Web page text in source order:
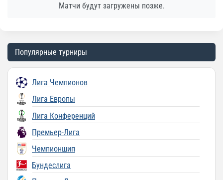
Матчи будут загружены позже.
Популярные турниры
Лига Чемпионов
Лига Европы
Лига Конференций
Премьер-Лига
Чемпионшип
Бундеслига